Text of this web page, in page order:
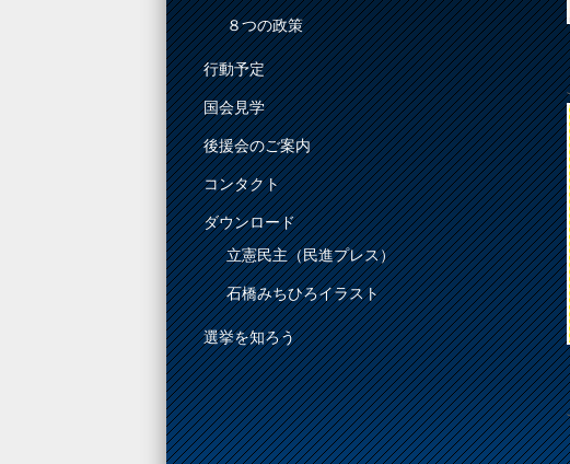
８つの政策
行動予定
国会見学
後援会のご案内
コンタクト
ダウンロード
立憲民主（民進プレス）
石橋みちひろイラスト
選挙を知ろう